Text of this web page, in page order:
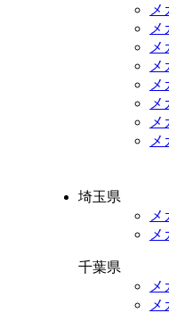
メ
メ
メ
埼玉県
メ
千葉県
メ